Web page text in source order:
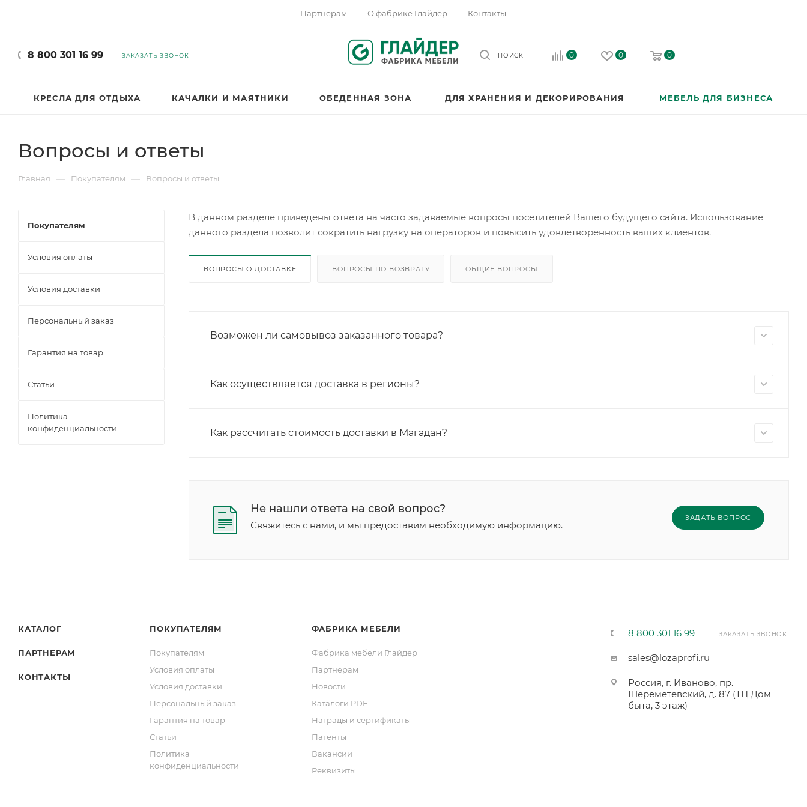
Партнерам О фабрике Глайдер Контакты
8 800 301 16 99 ЗАКАЗАТЬ ЗВОНОК ПОИСК 0 0 0
КРЕСЛА ДЛЯ ОТДЫХА КАЧАЛКИ И МАЯТНИКИ ОБЕДЕННАЯ ЗОНА ДЛЯ ХРАНЕНИЯ И ДЕКОРИРОВАНИЯ МЕБЕЛЬ ДЛЯ БИЗНЕСА
Вопросы и ответы
Главная — Покупателям — Вопросы и ответы
В данном разделе приведены ответа на часто задаваемые вопросы посетителей Вашего будущего сайта. Использование
данного раздела позволит сократить нагрузку на операторов и повысить удовлетворенность ваших клиентов.
ВОПРОСЫ О ДОСТАВКЕ ВОПРОСЫ ПО ВОЗВРАТУ ОБЩИЕ ВОПРОСЫ
Возможен ли самовывоз заказанного товара?
Как осуществляется доставка в регионы?
Как рассчитать стоимость доставки в Магадан?
Не нашли ответа на свой вопрос?
Свяжитесь с нами, и мы предоставим необходимую информацию.
ЗАДАТЬ ВОПРОС
Покупателям
Условия оплаты
Условия доставки
Персональный заказ
Гарантия на товар
Статьи
Политика
конфиденциальности
КАТАЛОГ
ПАРТНЕРАМ
КОНТАКТЫ
ПОКУПАТЕЛЯМ
Покупателям
Условия оплаты
Условия доставки
Персональный заказ
Гарантия на товар
Статьи
Политика
конфиденциальности
ФАБРИКА МЕБЕЛИ
Фабрика мебели Глайдер
Партнерам
Новости
Каталоги PDF
Награды и сертификаты
Патенты
Вакансии
Реквизиты
8 800 301 16 99 ЗАКАЗАТЬ ЗВОНОК
sales@lozaprofi.ru
Россия, г. Иваново, пр.
Шереметевский, д. 87 (ТЦ Дом
быта, 3 этаж)